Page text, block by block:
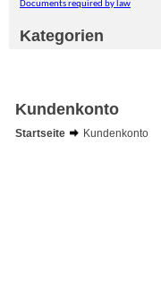
Documents required by law
Kategorien
Kundenkonto
Startseite
Kundenkonto